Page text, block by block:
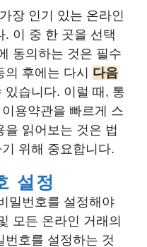
장 인기 있는 온라인
. 이 중 한 곳을 선택
동의하는 것은 필수
후에는 다시 다음
있습니다. 이럴 때, 통
용약관을 빠르게 스
읽어보는 것은 법
위해 중요합니다.
설정
밀번호를 설정해야
모든 온라인 거래의
번호를 설정하는 것